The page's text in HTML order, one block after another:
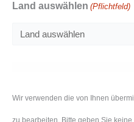
Land auswählen (Pflichtfeld)
Wir verwenden die von Ihnen